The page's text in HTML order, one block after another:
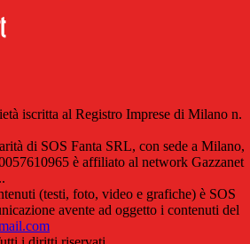
iscritta al Registro Imprese di Milano n.
di SOS Fanta SRL, con sede a Milano,
è affiliato al network Gazzanet
(testi, foto, video e grafiche) è SOS
avente ad oggetto i contenuti del